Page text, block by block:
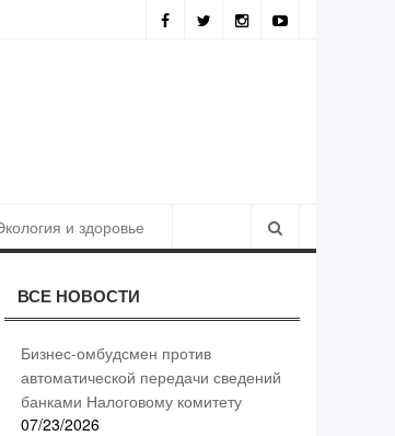
точнее. Ташкент обновлён в Yandex Maps
и здоровье
ВСЕ НОВОСТИ
Бизнес-омбудсмен против
автоматической передачи сведений
банками Налоговому комитету
07/23/2026